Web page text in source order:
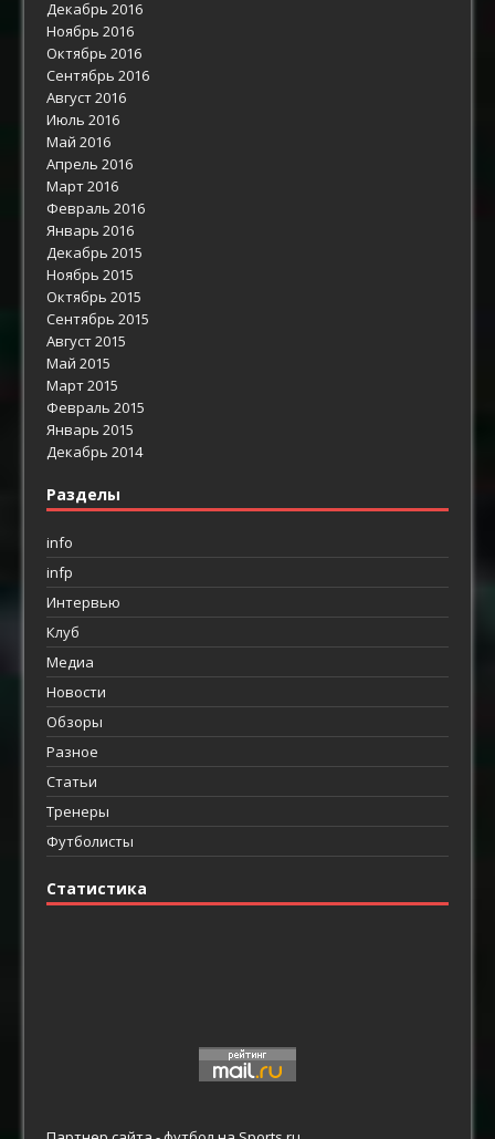
Декабрь 2016
Ноябрь 2016
Октябрь 2016
Сентябрь 2016
Август 2016
Июль 2016
Май 2016
Апрель 2016
Март 2016
Февраль 2016
Январь 2016
Декабрь 2015
Ноябрь 2015
Октябрь 2015
Сентябрь 2015
Август 2015
Май 2015
Март 2015
Февраль 2015
Январь 2015
Декабрь 2014
Разделы
info
infp
Интервью
Клуб
Медиа
Новости
Обзоры
Разное
Статьи
Тренеры
Футболисты
Статистика